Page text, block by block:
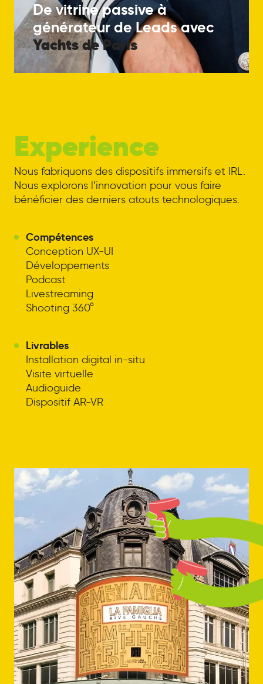
De vitrine passive à
générateur de Leads avec
YachtsdeParis
Experience
Nous fabriquons des dispositifs immersifs et IRL.
Nous explorons l’innovation pour vous faire
bénéficier des derniers atouts technologiques.
Compétences
Conception UX-UI
Développements
Podcast
Livestreaming
Shooting 360°
Livrables
Installation digital in-situ
Visite virtuelle
Audioguide
Dispositif AR-VR
experience